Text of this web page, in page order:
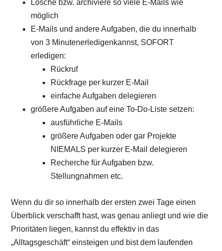
Lösche bzw. archiviere so viele E-Mails wie
möglich
E-Mails und andere Aufgaben, die du innerhalb
von 3 Minutenerledigenkannst, SOFORT
erledigen:
Rückruf
Rückfrage per kurzer E-Mail
einfache Aufgaben delegieren
größere Aufgaben auf eine To-Do-Liste setzen:
ausführliche E-Mails
größere Aufgaben oder gar Projekte
NIEMALS per kurzer E-Mail delegieren
Recherche für Aufgaben bzw.
Stellungnahmen etc.
Wenn du dir so innerhalb der ersten zwei Tage einen
Überblick verschafft hast, was genau anliegt und wie die
Prioritäten liegen, kannst du effektiv in das
„Alltagsgeschäft“ einsteigen und bist dem laufenden